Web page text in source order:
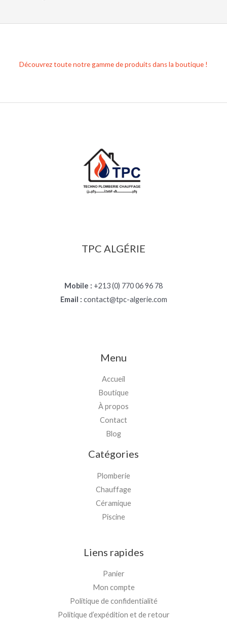
Découvrez toute notre gamme de produits dans la boutique !
TPC ALGÉRIE
Mobile : +213 (0) 770 06 96 78
Email : contact@tpc-algerie.com
Menu
Accueil
Boutique
À propos
Contact
Blog
Catégories
Plomberie
Chauffage
Céramique
Piscine
Liens rapides
Panier
Mon compte
Politique de confidentialité
Politique d’expédition et de retour